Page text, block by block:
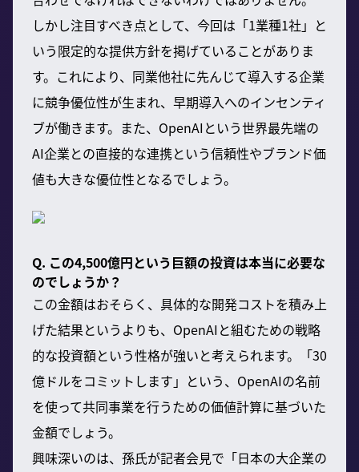
しかし注目すべき点として、今回は「1業種1社」と
いう限定的な提供方針を掲げていることがありま
す。これにより、同業他社に先んじて導入する企業
に競争優位性が生まれ、早期導入へのインセンティ
ブが働きます。また、OpenAIという世界最先端の
AI企業との直接的な連携という信頼性やブランド価
値も大きな優位性となるでしょう。
Q. この4,500億円という巨額の投資は本当に必要な
のでしょうか？
この金額はおそらく、具体的な開発コストを積み上
げた結果というよりも、OpenAIと組むための戦略
的な投資額という性格が強いと考えられます。「30
億ドルをコミットします」という、OpenAIの名前
を使って共同事業を行うための価値計算に基づいた
金額でしょう。
興味深いのは、孫氏が記者会見で「日本の大企業の